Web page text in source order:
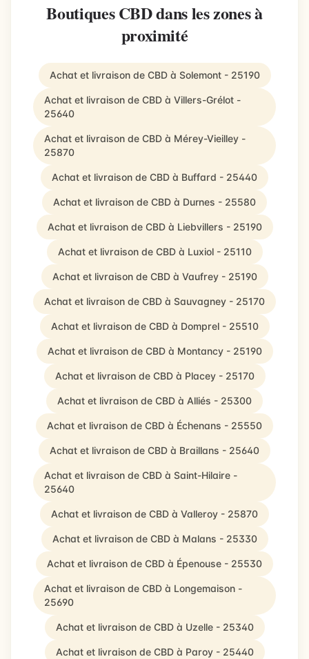
Boutiques CBD dans les zones à
proximité
Achat et livraison de CBD à Solemont - 25190
Achat et livraison de CBD à Villers-Grélot -
25640
Achat et livraison de CBD à Mérey-Vieilley -
25870
Achat et livraison de CBD à Buffard - 25440
Achat et livraison de CBD à Durnes - 25580
Achat et livraison de CBD à Liebvillers - 25190
Achat et livraison de CBD à Luxiol - 25110
Achat et livraison de CBD à Vaufrey - 25190
Achat et livraison de CBD à Sauvagney - 25170
Achat et livraison de CBD à Domprel - 25510
Achat et livraison de CBD à Montancy - 25190
Achat et livraison de CBD à Placey - 25170
Achat et livraison de CBD à Alliés - 25300
Achat et livraison de CBD à Échenans - 25550
Achat et livraison de CBD à Braillans - 25640
Achat et livraison de CBD à Saint-Hilaire -
25640
Achat et livraison de CBD à Valleroy - 25870
Achat et livraison de CBD à Malans - 25330
Achat et livraison de CBD à Épenouse - 25530
Achat et livraison de CBD à Longemaison -
25690
Achat et livraison de CBD à Uzelle - 25340
Achat et livraison de CBD à Paroy - 25440